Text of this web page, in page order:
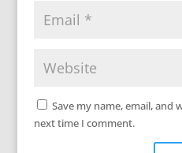
Save my name, email, and
next time I comment.